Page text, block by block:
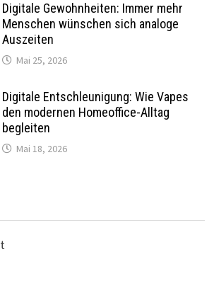
Digitale Gewohnheiten: Immer mehr
Menschen wünschen sich analoge
Auszeiten
Mai 25, 2026
Digitale Entschleunigung: Wie Vapes
den modernen Homeoffice-Alltag
begleiten
Mai 18, 2026